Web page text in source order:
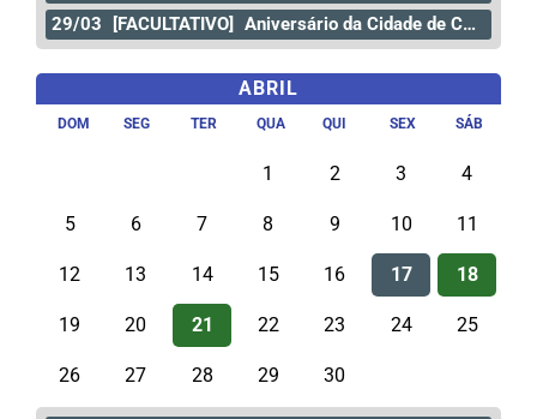
29/03
[FACULTATIVO] Aniversário da Cidade de Curitiba
ABRIL
DOM SEG TER QUA QUI SEX SÁB
1 2 3 4
5 6 7 8 9 10 11
12 13 14 15 16 17 18
19 20 21 22 23 24 25
26 27 28 29 30